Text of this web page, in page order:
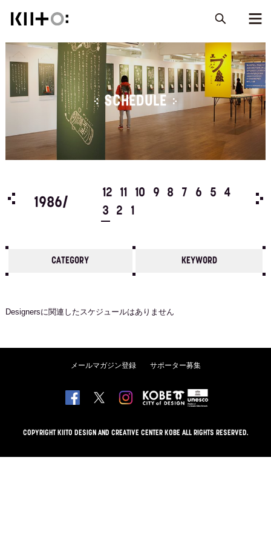
SCHEDULE
4
1986/
12 11 10 9 8 7 6 5
4
3
2 1
CATEGORY KEYWORD
Designersに関連したスケジュールはありません
メールマガジン登録 サポーター募集
COPYRIGHT KIITO DESIGN AND CREATIVE CENTER KOBE ALL RIGHTS RESERVED.